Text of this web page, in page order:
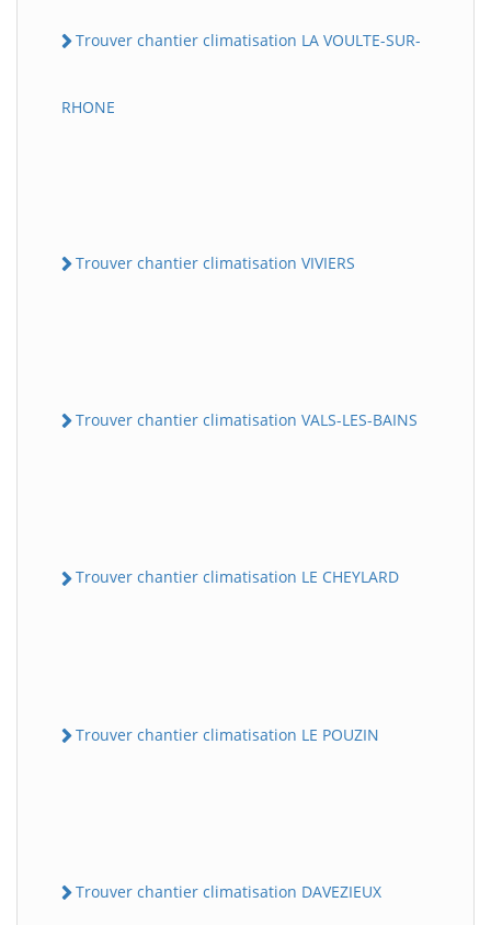
Trouver chantier climatisation LA VOULTE-SUR-
RHONE
Trouver chantier climatisation VIVIERS
Trouver chantier climatisation VALS-LES-BAINS
Trouver chantier climatisation LE CHEYLARD
Trouver chantier climatisation LE POUZIN
Trouver chantier climatisation DAVEZIEUX